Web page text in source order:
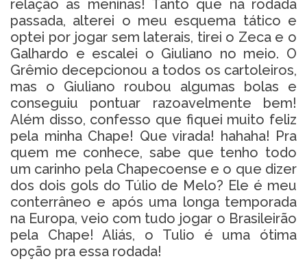
relação as meninas! Tanto que na rodada
passada, alterei o meu esquema tático e
optei por jogar sem laterais, tirei o Zeca e o
Galhardo e escalei o Giuliano no meio. O
Grêmio decepcionou a todos os cartoleiros,
mas o Giuliano roubou algumas bolas e
conseguiu pontuar razoavelmente bem!
Além disso, confesso que fiquei muito feliz
pela minha Chape! Que virada! hahaha! Pra
quem me conhece, sabe que tenho todo
um carinho pela Chapecoense e o que dizer
dos dois gols do Túlio de Melo? Ele é meu
conterrâneo e após uma longa temporada
na Europa, veio com tudo jogar o Brasileirão
pela Chape! Aliás, o Tulio é uma ótima
opção pra essa rodada!